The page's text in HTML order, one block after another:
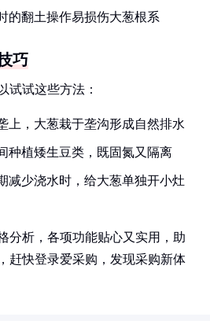
的翻土操作易损伤大葱根系
巧
试试这些方法：
上，大葱栽于垄沟形成自然排水
种植矮生豆类，既固氮又隔离
减少浇水时，给大葱单独开小灶
分析，各项功能贴心又实用，助
赶快登录爱采购，发现采购新体